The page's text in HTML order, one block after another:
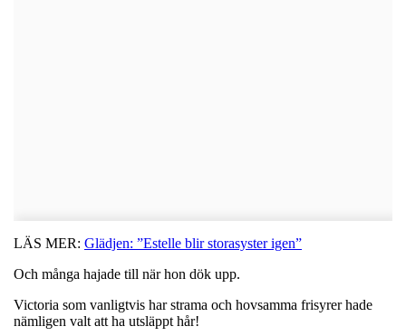
LÄS MER: Glädjen: ”Estelle blir storasyster igen”
Och många hajade till när hon dök upp.
Victoria som vanligtvis har strama och hovsamma frisyrer hade
nämligen valt att ha utsläppt hår!